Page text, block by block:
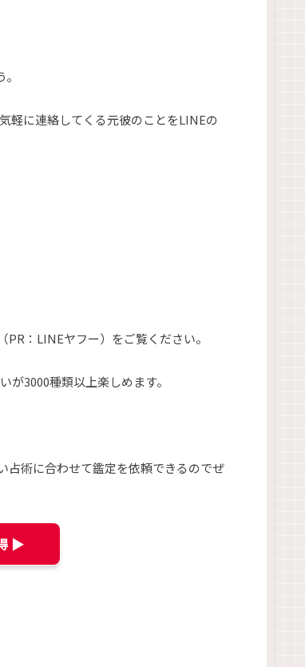
軽に連絡してくる元彼のことをLINEの
（PR：LINEヤフー）をご覧ください。
3000種類以上楽しめます。
占術に合わせて鑑定を依頼できるのでぜ
▶︎